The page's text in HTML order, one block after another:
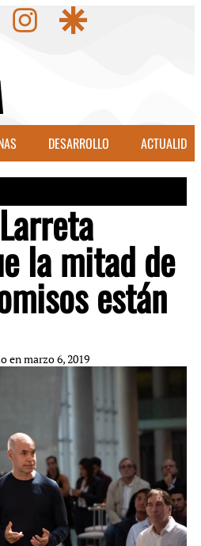
DESARROLLO ACTUALIDAD
la mitad de
están
enmarzo 6, 2019